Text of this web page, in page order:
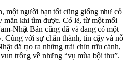
một người bạn tốt cũng giống như cỏ
mắn khi tìm được. Có lẽ, từ một mối
Nhật Bản cũng đã và đang có một
Cùng với sự chân thành, tin cậy và nỗ
đã tạo ra những trái chín trĩu cành,
trồng về những “vụ mùa bội thu”.